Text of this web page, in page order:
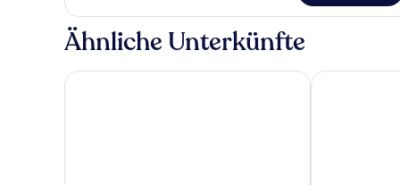
Zimmer,
2 Einzelbetten
Ähnliche Unterkünfte
Carlton City Hotel Singapore YOTEL